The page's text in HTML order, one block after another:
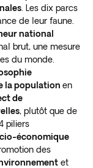
. Les dix parcs
de leur faune.
national
brut, une mesure
du monde.
la population en
de
, plutôt que de
piliers
économique
des
et